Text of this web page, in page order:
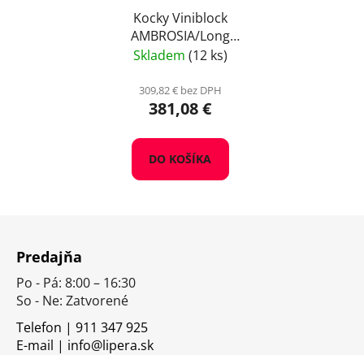
Kocky Viniblock
AMBROSIA/Long
Convection Lenga
Skladem (12 ks)
309,82 € bez DPH
381,08 €
DO KOŠÍKA
Predajňa
Po - Pá: 8:00 – 16:30
So - Ne: Zatvorené
Telefon | 911 347 925
E-mail | info@lipera.sk